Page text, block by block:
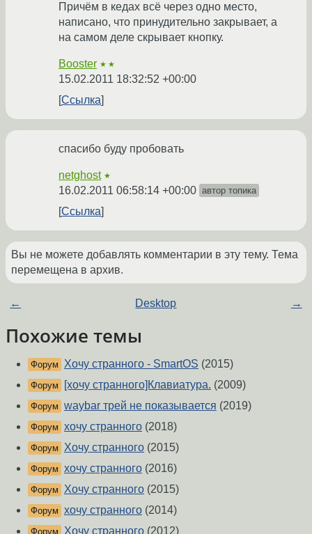
Причём в кедах всё через одно место,
написано, что принудительно закрывает, а
на самом деле скрывает кнопку.
Booster ★★
15.02.2011 18:32:52 +00:00
Ссылка
спасибо буду пробовать
netghost ★
16.02.2011 06:58:14 +00:00 автор топика
Ссылка
Вы не можете добавлять комментарии в эту тему. Тема
перемещена в архив.
← Desktop →
Похожие темы
Форум Хочу странного - SmartOS (2015)
Форум [хочу странного]Клавиатура. (2009)
Форум waybar трей не показывается (2019)
Форум хочу странного (2018)
Форум Хочу странного (2015)
Форум хочу странного (2016)
Форум Хочу странного (2015)
Форум хочу странного (2014)
Форум Хочу странного (2012)